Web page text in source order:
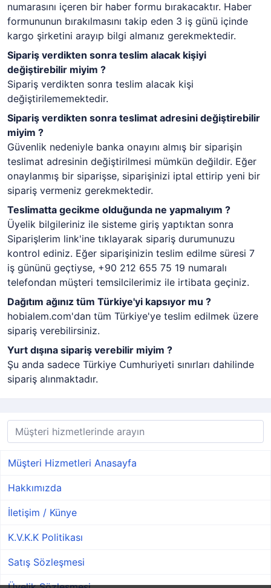
numarasını içeren bir haber formu bırakacaktır. Haber
formununun bırakılmasını takip eden 3 iş günü içinde
kargo şirketini arayıp bilgi almanız gerekmektedir.
Sipariş verdikten sonra teslim alacak kişiyi
değiştirebilir miyim ?
Sipariş verdikten sonra teslim alacak kişi
değiştirilememektedir.
Sipariş verdikten sonra teslimat adresini değiştirebilir
miyim ?
Güvenlik nedeniyle banka onayını almış bir siparişin
teslimat adresinin değiştirilmesi mümkün değildir. Eğer
onaylanmış bir siparişse, siparişinizi iptal ettirip yeni bir
sipariş vermeniz gerekmektedir.
Teslimatta gecikme olduğunda ne yapmalıyım ?
Üyelik bilgileriniz ile sisteme giriş yaptıktan sonra
Siparişlerim link'ine tıklayarak sipariş durumunuzu
kontrol ediniz. Eğer siparişinizin teslim edilme süresi 7
iş gününü geçtiyse, +90 212 655 75 19 numaralı
telefondan müşteri temsilcilerimiz ile irtibata geçiniz.
Dağıtım ağınız tüm Türkiye'yi kapsıyor mu ?
hobialem.com'dan tüm Türkiye'ye teslim edilmek üzere
sipariş verebilirsiniz.
Yurt dışına sipariş verebilir miyim ?
Şu anda sadece Türkiye Cumhuriyeti sınırları dahilinde
sipariş alınmaktadır.
Müşteri Hizmetleri Anasayfa
Hakkımızda
İletişim / Künye
K.V.K.K Politikası
Satış Sözleşmesi